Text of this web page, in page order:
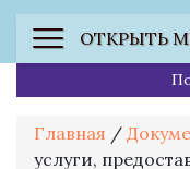
ОТКРЫТЬ
Главная /
услуги,